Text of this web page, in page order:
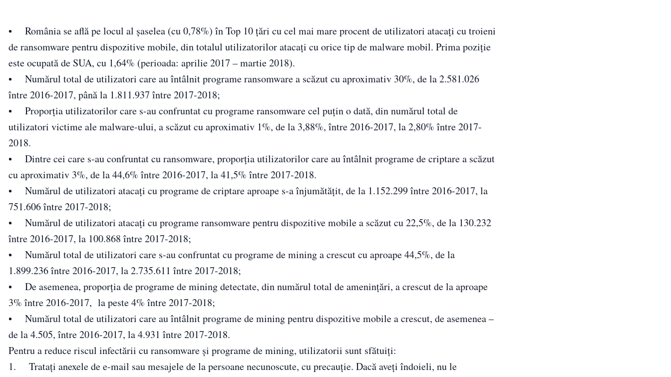
• România se află pe locul al șaselea (cu 0,78%) în Top 10 țări cu cel mai mare procent de utilizatori atacați cu troieni
de ransomware pentru dispozitive mobile, din totalul utilizatorilor atacați cu orice tip de malware mobil. Prima poziție
este ocupată de SUA, cu 1,64% (perioada: aprilie 2017 – martie 2018).
• Numărul total de utilizatori care au întâlnit programe ransomware a scăzut cu aproximativ 30%, de la 2.581.026
între 2016-2017, până la 1.811.937 între 2017-2018;
• Proporția utilizatorilor care s-au confruntat cu programe ransomware cel puțin o dată, din numărul total de
utilizatori victime ale malware-ului, a scăzut cu aproximativ 1%, de la 3,88%, între 2016-2017, la 2,80% între 2017-
2018.
• Dintre cei care s-au confruntat cu ransomware, proporția utilizatorilor care au întâlnit programe de criptare a scăzut
cu aproximativ 3%, de la 44,6% între 2016-2017, la 41,5% între 2017-2018.
• Numărul de utilizatori atacați cu programe de criptare aproape s-a înjumătățit, de la 1.152.299 între 2016-2017, la
751.606 între 2017-2018;
• Numărul de utilizatori atacați cu programe ransomware pentru dispozitive mobile a scăzut cu 22,5%, de la 130.232
între 2016-2017, la 100.868 între 2017-2018;
• Numărul total de utilizatori care s-au confruntat cu programe de mining a crescut cu aproape 44,5%, de la
1.899.236 între 2016-2017, la 2.735.611 între 2017-2018;
• De asemenea, proporția de programe de mining detectate, din numărul total de amenințări, a crescut de la aproape
3% între 2016-2017, la peste 4% între 2017-2018;
• Numărul total de utilizatori care au întâlnit programe de mining pentru dispozitive mobile a crescut, de asemenea –
de la 4.505, între 2016-2017, la 4.931 între 2017-2018.
Pentru a reduce riscul infectării cu ransomware și programe de mining, utilizatorii sunt sfătuiți:
1. Tratați anexele de e-mail sau mesajele de la persoane necunoscute, cu precauție. Dacă aveți îndoieli, nu le